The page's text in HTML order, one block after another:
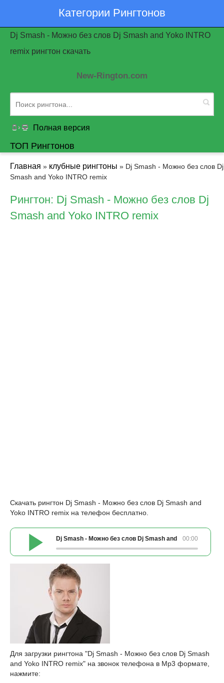
Категории Рингтонов
Dj Smash - Можно без слов Dj Smash and Yoko INTRO
remix рингтон скачать
New-Rington.com
Полная версия
ТОП Рингтонов
Главная » клубные рингтоны » Dj Smash - Можно без слов Dj
Smash and Yoko INTRO remix
Рингтон: Dj Smash - Можно без слов Dj
Smash and Yoko INTRO remix
Скачать рингтон Dj Smash - Можно без слов Dj Smash and
Yoko INTRO remix на телефон бесплатно.
00:00
Dj Smash - Можно без слов Dj Smash and Yoko INTRO
Для загрузки рингтона "Dj Smash - Можно без слов Dj Smash
and Yoko INTRO remix" на звонок телефона в Mp3 формате,
нажмите: